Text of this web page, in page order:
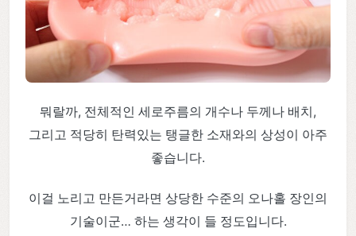
뭐랄까, 전체적인 세로주름의 개수나 두께나 배치,
그리고 적당히 탄력있는 탱글한 소재와의 상성이 아주
좋습니다.
이걸 노리고 만든거라면 상당한 수준의 오나홀 장인의
기술이군… 하는 생각이 들 정도입니다.